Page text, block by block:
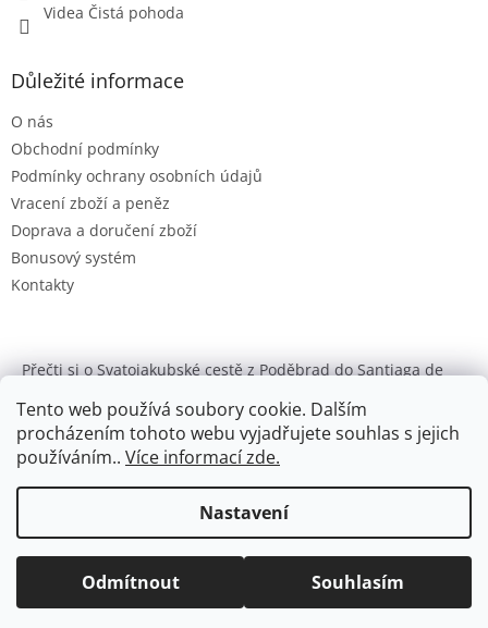
Tento web používá soubory cookie. Dalším
procházením tohoto webu vyjadřujete souhlas s jejich
používáním.. Více informací zde.
Nastavení
Odmítnout Souhlasím
Útulky, chovné stanice a domácnosti s větším počtem zvířat si
mohou nově objednat velké balení o obsahu 5 nebo 10 litrů
Videa Čistá pohoda
Důležité informace
O nás
Obchodní podmínky
Podmínky ochrany osobních údajů
Vracení zboží a peněz
Doprava a doručení zboží
Bonusový systém
Kontakty
Přečti si o Svatojakubské cestě z Poděbrad do Santiaga de
Enzymclean
Vytvořil Shoptet
Copyright 2026Čistá pohoda . Všechna práva vyhrazena.